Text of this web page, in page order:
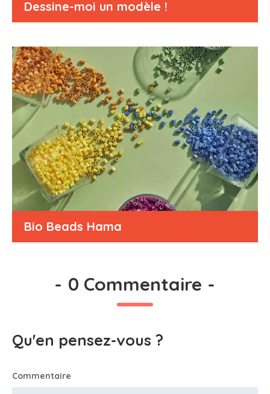
Dessine-moi un modèle !
Bio Beads Hama
- 0 Commentaire -
Qu'en pensez-vous ?
Commentaire